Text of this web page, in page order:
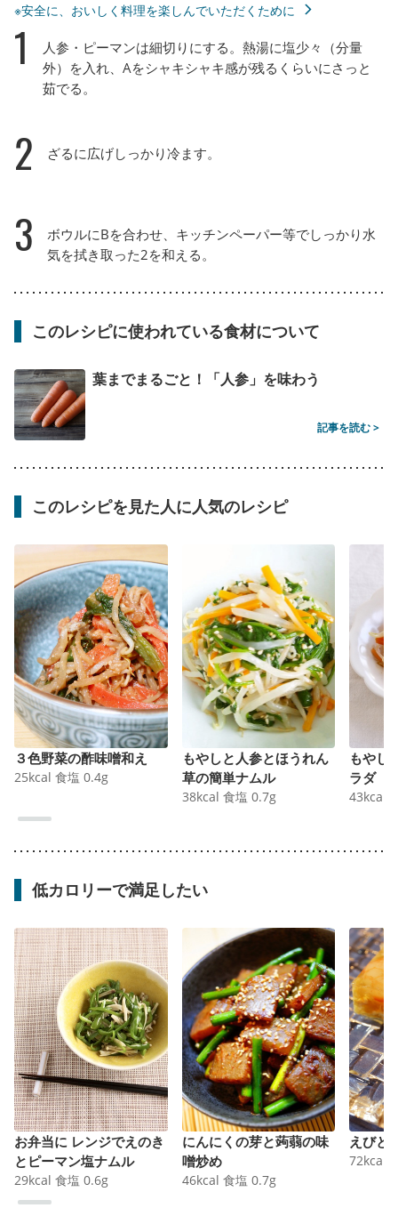
※安全に、おいしく料理を楽しんでいただくために
1
人参・ピーマンは細切りにする。熱湯に塩少々（分量
外）を入れ、Aをシャキシャキ感が残るくらいにさっと
茹でる。
2 ざるに広げしっかり冷ます。
3
ボウルにBを合わせ、キッチンペーパー等でしっかり水
気を拭き取った2を和える。
このレシピに使われている食材について
葉までまるごと！「人参」を味わう
記事を読む >
このレシピを見た人に人気のレシピ
３色野菜の酢味噌和え
25kcal 食塩 0.4g
もやしと人参とほうれん
草の簡単ナムル
38kcal 食塩 0.7g
もやし
ラダ
43kcal
低カロリーで満足したい
お弁当に レンジでえのき
とピーマン塩ナムル
29kcal 食塩 0.6g
にんにくの芽と蒟蒻の味
噌炒め
46kcal 食塩 0.7g
えびと
72kcal